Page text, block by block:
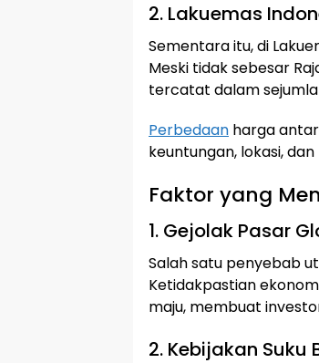
2. Lakuemas
Sementara itu, di
Meski tidak sebesar
tercatat dalam
Perbedaan harga
keuntungan, lokasi,
Faktor yang
1. Gejolak Pasar
Salah satu penyebab
Ketidakpastian
maju, membuat
2. Kebijakan Suku